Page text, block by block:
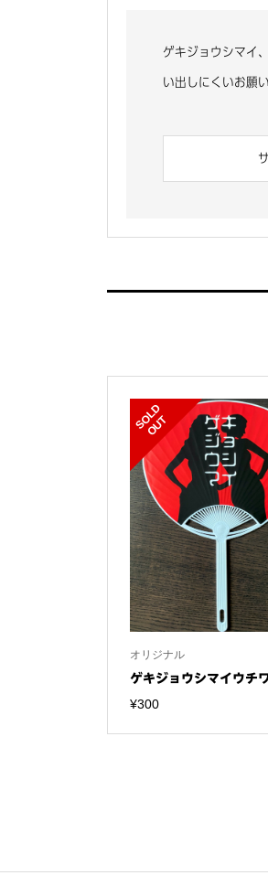
ゲキジョウシマイ
い出しにくいお願
S
O
L
D
O
U
T
オリジナル
ゲキジョウシマイウチ
¥300